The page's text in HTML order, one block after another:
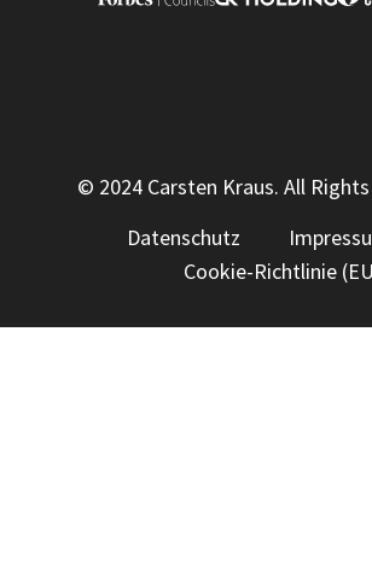
© 2024 Carsten Kraus. All
Datenschutz
Cookie-Richtlinie